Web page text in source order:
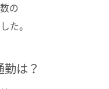
の
た。
は？